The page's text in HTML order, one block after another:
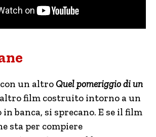
un altroQuel pomeriggio di un
film costruito intorno a un
banca, si sprecano. E se il film
sta per compiere